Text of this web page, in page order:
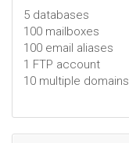
5 databases
100 mailboxes
100 email aliases
1 FTP account
10 multiple domains